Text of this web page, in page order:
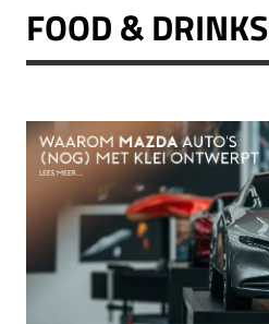
FOOD & DRINKS